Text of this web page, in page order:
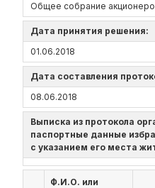
Общее собрание
Дата принятия решения:
01.06.2018
Дата составления
08.06.2018
Выписка из протокола
паспортные данные
с указанием его места
Ф.И.О. или